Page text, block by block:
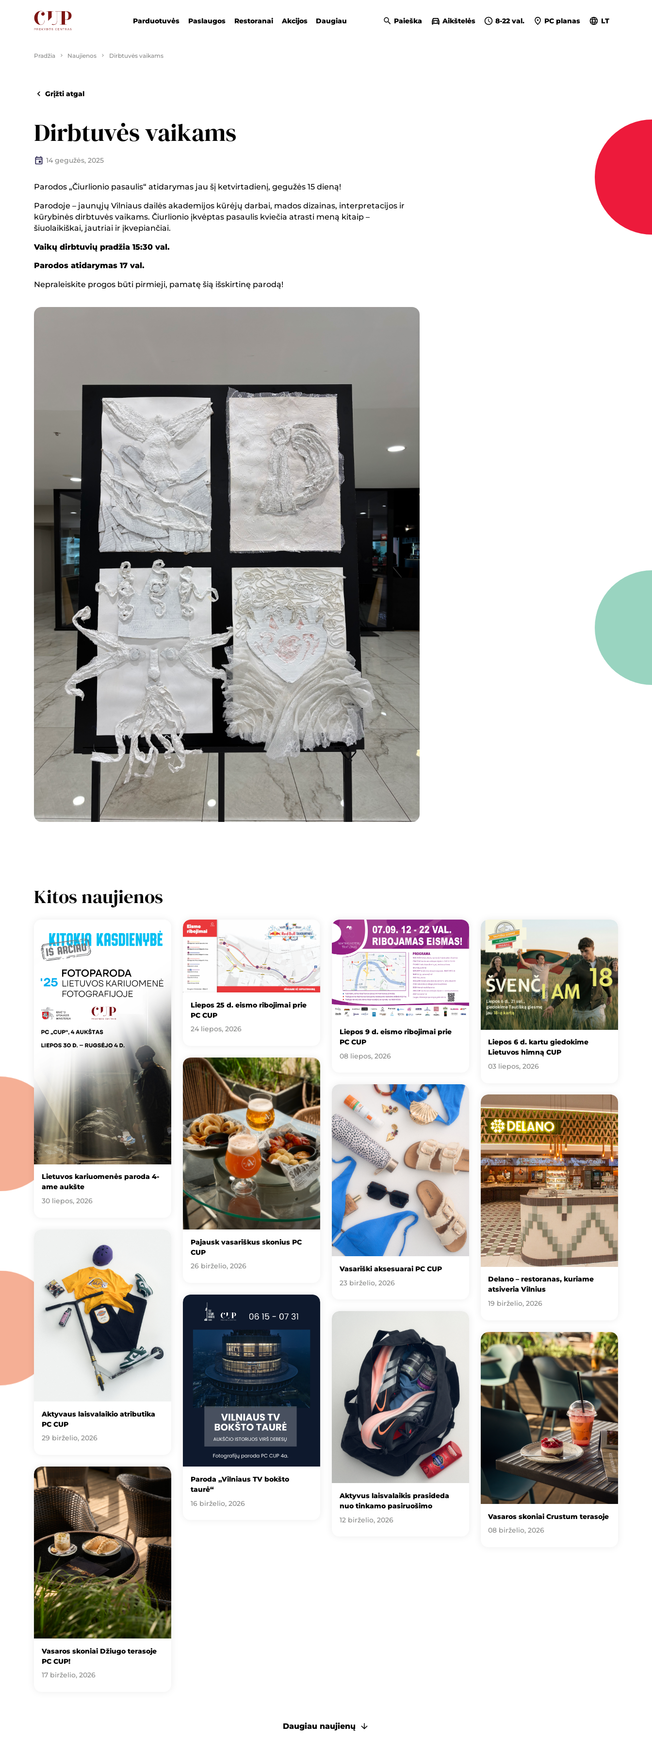
Parduotuvės Paslaugos Restoranai Akcijos Daugiau Paieška Aikštelės 8-22 val. PC planas LT
Pradžia Naujienos Dirbtuvės vaikams
Grįžti atgal
Dirbtuvės vaikams
14 gegužės, 2025
Parodos „Čiurlionio pasaulis“ atidarymas jau šį ketvirtadienį, gegužės 15 dieną!
Parodoje – jaunųjų Vilniaus dailės akademijos kūrėjų darbai, mados dizainas, interpretacijos ir
kūrybinės dirbtuvės vaikams. Čiurlionio įkvėptas pasaulis kviečia atrasti meną kitaip –
šiuolaikiškai, jautriai ir įkvepiančiai.
Vaikų dirbtuvių pradžia 15:30 val.
Parodos atidarymas 17 val.
Nepraleiskite progos būti pirmieji, pamatę šią išskirtinę parodą!
Kitos naujienos
Lietuvos kariuomenės paroda 4-
ame aukšte
30 liepos, 2026
Liepos 25 d. eismo ribojimai prie
PC CUP
24 liepos, 2026
Liepos 9 d. eismo ribojimai prie
PC CUP
08 liepos, 2026
Liepos 6 d. kartu giedokime
Lietuvos himną CUP
03 liepos, 2026
Aktyvaus laisvalaikio atributika
PC CUP
29 birželio, 2026
Pajausk vasariškus skonius PC
CUP
26 birželio, 2026
Vasariški aksesuarai PC CUP
23 birželio, 2026
Delano – restoranas, kuriame
atsiveria Vilnius
19 birželio, 2026
Vasaros skoniai Džiugo terasoje
PC CUP!
17 birželio, 2026
Paroda „Vilniaus TV bokšto
taurė“
16 birželio, 2026
Aktyvus laisvalaikis prasideda
nuo tinkamo pasiruošimo
12 birželio, 2026
Vasaros skoniai Crustum terasoje
08 birželio, 2026
Daugiau naujienų